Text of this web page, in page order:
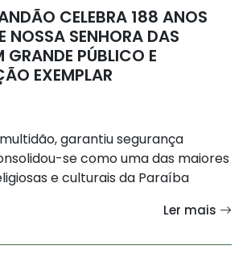
CELEBRA 188 ANOS
NOSSA SENHORA DAS
GRANDE PÚBLICO E
EXEMPLAR
garantiu segurança
se como uma das maiores
e culturais da Paraíba
Ler mais